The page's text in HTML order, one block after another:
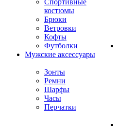
Спортивные
костюмы
Брюки
Ветровки
Кофты
Футболки
Мужские аксессуары
Зонты
Ремни
Шарфы
Часы
Перчатки